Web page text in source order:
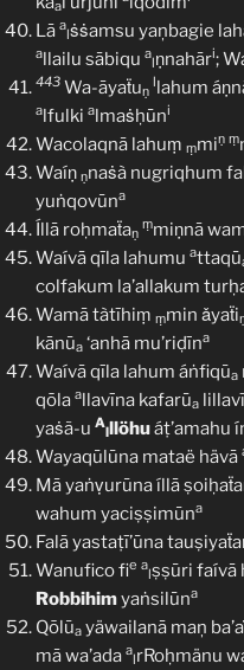
a
Lā a
lṡṡamsu yaņbagie
allailu sābiqu a
lṇnahāri;
443 Wa-āyaẗuṇ
llahum
alfulki almaṡḥūni
Wacolaqnā lahuṃ ṃmiṇ ṃ
Waíṇ ṇnaṡà nugriqhum
yuṅqovūna
Íllā roḥmaẗaṇ
ṃmiṇnā
Waívā qīla lahumu attaqū
colfakum la’allakum
Wamā tàtīhiṃ ṃmin ǎyaẗi
kānūa ‘anhā mu’riḍīna
Waívā qīla lahum áṅfiqūa
qōla allavīna kafarūa
yaṡã-u A
lllöhuáṭ’amahu
Wayaqūlūna mataë hävā
Mā yaṅṿurūna íllā
wahum yaciṣṣimūna
Falā yastaṭī’ūna
Wanufico fie a
lṣṣūri faívā
Robbihimyaṅsilūna
Qōlūa yäwailanā maņ
mā wa’ada a
lrRoḥmänu